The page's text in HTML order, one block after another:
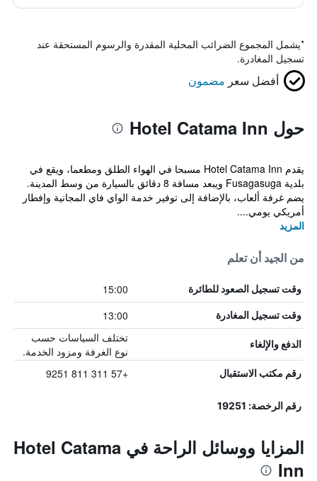
*يشمل المجموع الضرائب المحلية المقدرة والرسوم المستحقة عند
تسجيل المغادرة.
أفضل سعر مضمون
حول Hotel Catama Inn
يقدم Hotel Catama Inn مسبحا في الهواء الطلق ومطعما، ويقع في
بلدية Fusagasuga ويبعد مسافة 8 دقائق بالسيارة من وسط المدينة.
يضم غرفة ألعاب، بالإضافة إلى توفير خدمة الواي فاي المجانية وإفطار
أمريكي يومي....
المزيد
من الجيد أن تعلم
وقت تسجيل الصعود للطائرة 15:00
وقت تسجيل المغادرة 13:00
الدفع والإلغاء
تختلف السياسات حسب
نوع الغرفة ومزود الخدمة.
رقم مكتب الاستقبال +57 311 811 9251
رقم الرخصة: 19251
المزايا ووسائل الراحة في Hotel Catama
Inn